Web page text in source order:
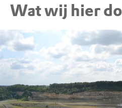
Wat wij hier